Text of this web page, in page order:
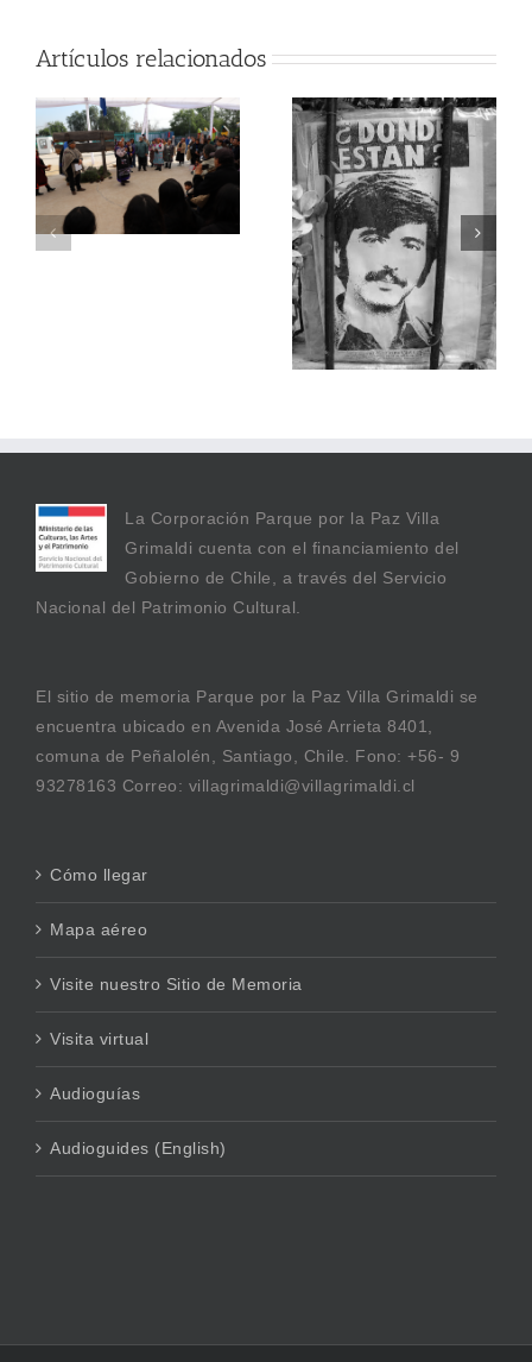
Artículos relacionados
ACTO EN
ORGANIZACIONES
SOCIALES Y DE
DDHH DE
VALPARAÍSO
REALIZAN EMOTIVA
RUTA DE MEMORIA
QUE CULMINÓ EN
VILLA GRIMALDI
La Corporación Parque por la Paz Villa
Grimaldi cuenta con el financiamiento del
Gobierno de Chile, a través del Servicio
Nacional del Patrimonio Cultural.
El sitio de memoria Parque por la Paz Villa Grimaldi se
encuentra ubicado en Avenida José Arrieta 8401,
comuna de Peñalolén, Santiago, Chile. Fono: +56- 9
93278163 Correo: villagrimaldi@villagrimaldi.cl
Cómo llegar
Mapa aéreo
Visite nuestro Sitio de Memoria
Visita virtual
Audioguías
Audioguides (English)